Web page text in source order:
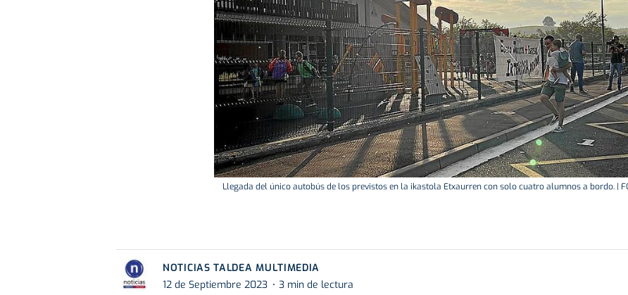
Llegada del único autobús de los previstos en la ikastola Etxaurren con solo cuatro alumnos a bordo. |
NOTICIAS TALDEA MULTIMEDIA
12 de Septiembre 2023
3 min de lectura